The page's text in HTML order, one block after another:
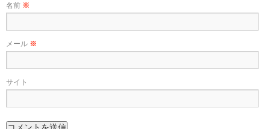
名前 ※
メール ※
サイト